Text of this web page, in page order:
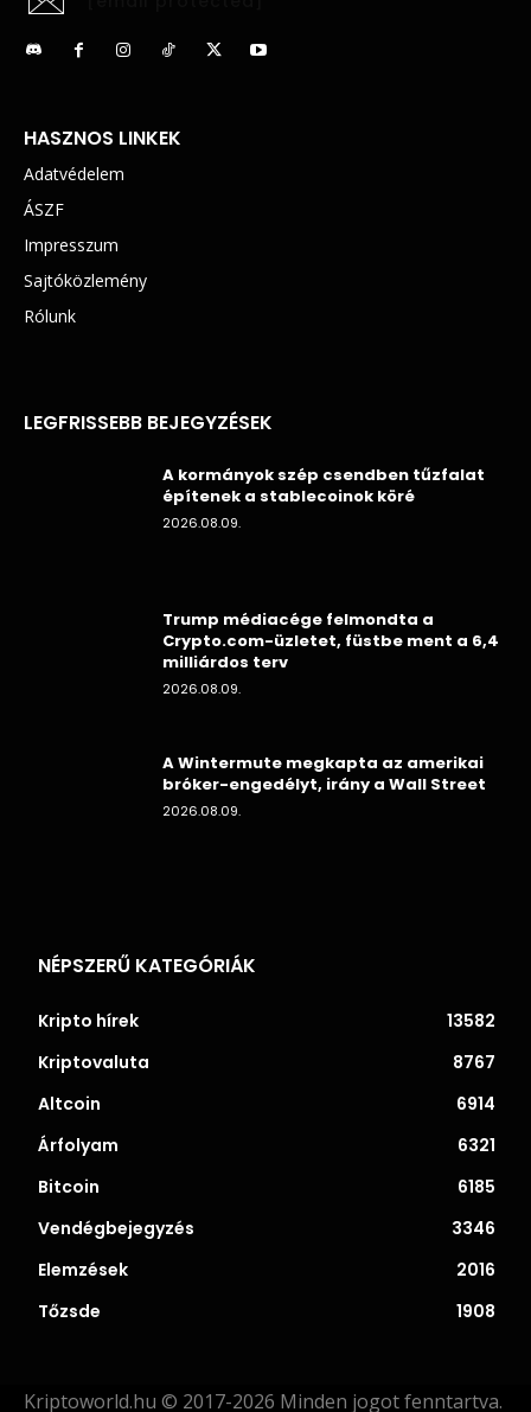
HASZNOS LINKEK
Adatvédelem
ÁSZF
Impresszum
Sajtóközlemény
Rólunk
LEGFRISSEBB BEJEGYZÉSEK
A kormányok szép csendben tűzfalat
építenek a stablecoinok köré
2026.08.09.
Trump médiacége felmondta a
Crypto.com-üzletet, füstbe ment a 6,4
milliárdos terv
2026.08.09.
A Wintermute megkapta az amerikai
bróker-engedélyt, irány a Wall Street
2026.08.09.
NÉPSZERŰ KATEGÓRIÁK
Kripto hírek
13582
Kriptovaluta
8767
Altcoin
6914
Árfolyam
6321
Bitcoin
6185
Vendégbejegyzés
3346
Elemzések
2016
Tőzsde
1908
Kriptoworld.hu © 2017-2026 Minden jogot fenntartva.